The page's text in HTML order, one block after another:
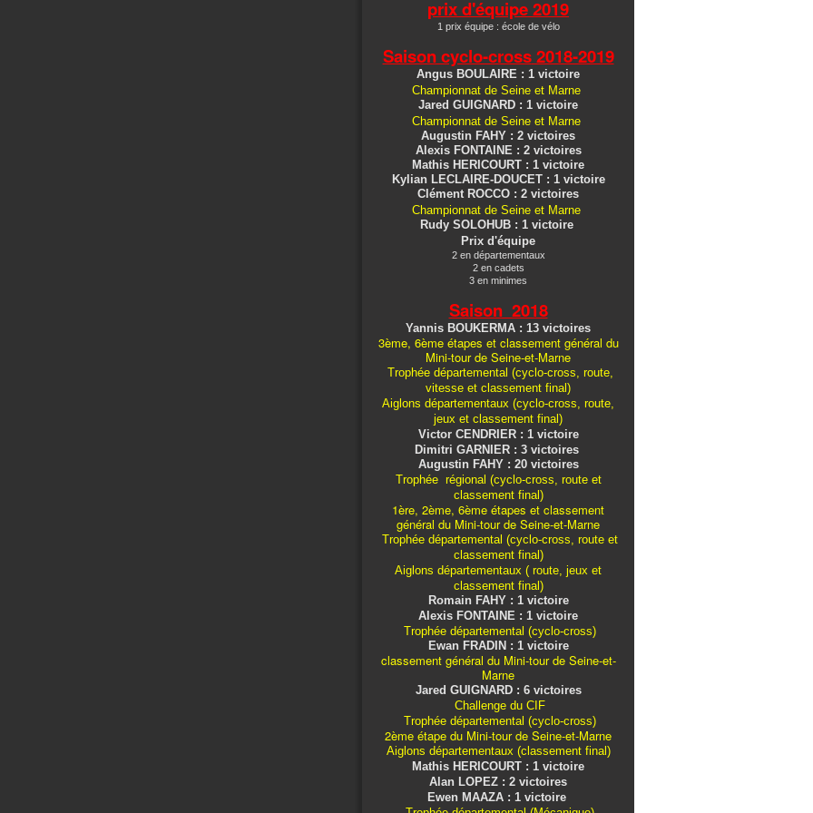
prix d'équipe 2019
1 prix équipe : école de vélo
Saison cyclo-cross2018-2019
Angus BOULAIRE : 1 victoire
Championnat de Seine et Marne
Jared GUIGNARD : 1 victoire
Championnat de Seine et Marne
Augustin FAHY : 2 victoires
Alexis FONTAINE : 2 victoires
Mathis HERICOURT : 1 victoire
Kylian LECLAIRE-DOUCET : 1 victoire
Clément ROCCO : 2 victoires
Championnat de Seine et Marne
Rudy SOLOHUB : 1 victoire
Prix d'équipe
2 en départementaux
2 en cadets
3 en minimes
Saison 2018
Yannis BOUKERMA : 13 victoires
3ème, 6ème étapes et classement général du
Mini-tour de Seine-et-Marne
Trophée départemental (cyclo-cross, route,
vitesse et classement final)
Aiglons départementaux (cyclo-cross, route,
jeux et classement final)
Victor CENDRIER : 1 victoire
Dimitri GARNIER : 3 victoires
Augustin FAHY : 20 victoires
Trophée régional (cyclo-cross, route et
classement final)
1ère, 2ème, 6ème étapes et classement
général du Mini-tour de Seine-et-Marne
Trophée départemental (cyclo-cross, route et
classement final)
Aiglons départementaux ( route, jeux et
classement final)
Romain FAHY : 1 victoire
Alexis FONTAINE : 1 victoire
Trophée départemental (cyclo-cross)
Ewan FRADIN : 1 victoire
classement général du Mini-tour de Seine-et-
Marne
Jared GUIGNARD : 6 victoires
Challenge du CIF
Trophée départemental (cyclo-cross)
2ème étape du Mini-tour de Seine-et-Marne
Aiglons départementaux (classement final)
Mathis HERICOURT : 1 victoire
Alan LOPEZ : 2 victoires
Ewen MAAZA : 1 victoire